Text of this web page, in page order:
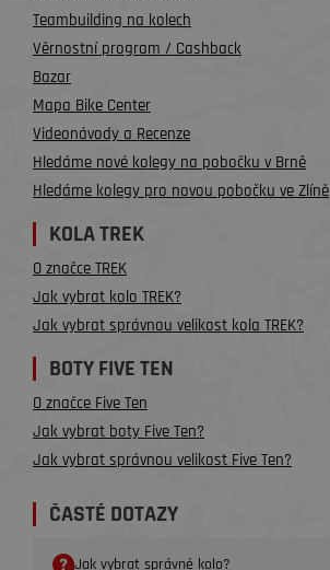
Teambuilding na kolech
Věrnostní program / Cashback
Bazar
Mapa Bike Center
Videonávody a Recenze
Hledáme nové kolegy na pobočku v Brně
Hledáme kolegy pro novou pobočku ve Zlíně
KOLA TREK
O značce TREK
Jak vybrat kolo TREK?
Jak vybrat správnou velikost kola TREK?
BOTY FIVE TEN
O značce Five Ten
Jak vybrat boty Five Ten?
Jak vybrat správnou velikost Five Ten?
ČASTÉ DOTAZY
Jak vybrat správné kolo?